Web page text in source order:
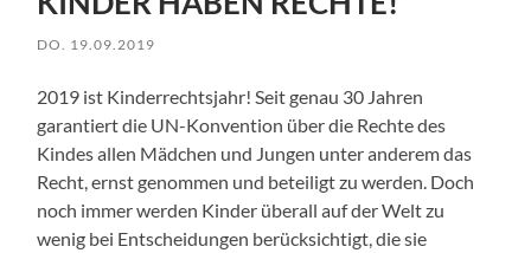
DO. 19.09.2019
2019 ist Kinderrechtsjahr! Seit genau 30 Jahren
garantiert die UN-Konvention über die Rechte des
Kindes allen Mädchen und Jungen unter anderem das
Recht, ernst genommen und beteiligt zu werden. Doch
noch immer werden Kinder überall auf der Welt zu
wenig bei Entscheidungen berücksichtigt, die sie